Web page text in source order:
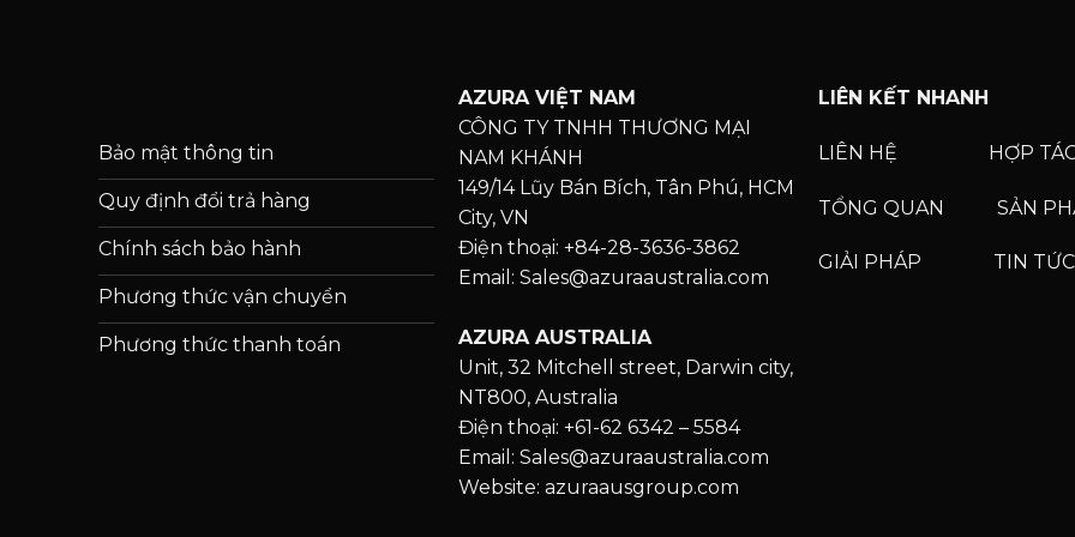
Bảo mật thông tin
Quy định đổi trả hàng
Chính sách bảo hành
Phương thức vận chuyển
Phương thức thanh toán
AZURA VIỆT NAM
CÔNG TY TNHH THƯƠNG MẠI
NAM KHÁNH
149/14 Lũy Bán Bích, Tân Phú, HCM
City, VN
Điện thoại: +84-28-3636-3862
Email: Sales@azuraaustralia.com
AZURA AUSTRALIA
Unit, 32 Mitchell street, Darwin city,
NT800, Australia
Điện thoại: +61-62 6342 – 5584
Email: Sales@azuraaustralia.com
Website: azuraausgroup.com
LIÊN KẾT NHANH
LIÊN HỆ HỢP
TỔNG QUAN SẢN
GIẢI PHÁP TIN TỨC